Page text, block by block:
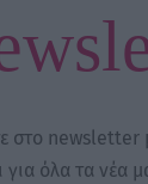
στο newsletter
όλα τα νέα